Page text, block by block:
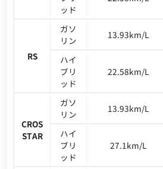
ッド
RS
ガソ
リン
13.93km/L
ハイ
ブリ
ッド
22.58km/L
CROS
STAR
ガソ
リン
13.93km/L
ハイ
ブリ
ッド
27.1km/L